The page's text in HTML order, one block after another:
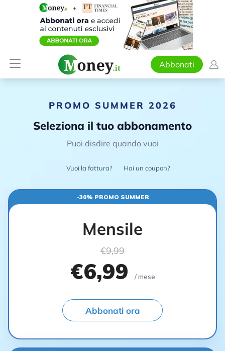
Abbonati
PROMO SUMMER 2026
Seleziona il tuo abbonamento
Puoi disdire quando vuoi
Vuoi la fattura? Hai un coupon?
-30% PROMO SUMMER
Mensile
€9,99
€6,99 / mese
Abbonati ora